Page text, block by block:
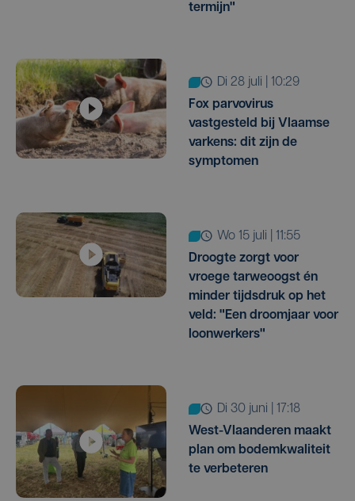
termijn"
di 28 juli | 10:29
Fox parvovirus
vastgesteld bij Vlaamse
varkens: dit zijn de
symptomen
wo 15 juli | 11:55
Droogte zorgt voor
vroege tarweoogst én
minder tijdsdruk op het
veld: "Een droomjaar voor
loonwerkers"
di 30 juni | 17:18
West-Vlaanderen maakt
plan om bodemkwaliteit
te verbeteren